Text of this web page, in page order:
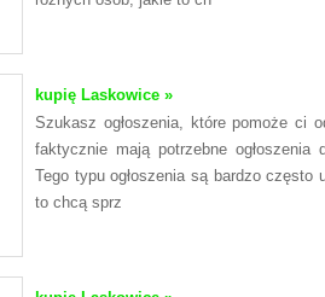
kupię Laskowice »
Szukasz ogłoszenia, które pomoże ci
faktycznie mają potrzebne
Tego typu ogłoszenia są bardzo
to chcą sprz